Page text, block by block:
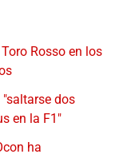
Rosso en los
"saltarse dos
en la F1"
ha